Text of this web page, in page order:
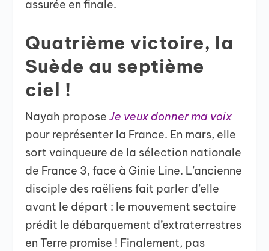
assurée en finale.
Quatrième victoire, la
Suède au septième
ciel !
Nayah propose Je veux donner ma voix
pour représenter la France. En mars, elle
sort vainqueure de la sélection nationale
de France 3, face à Ginie Line. L’ancienne
disciple des raëliens fait parler d’elle
avant le départ : le mouvement sectaire
prédit le débarquement d’extraterrestres
en Terre promise ! Finalement, pas